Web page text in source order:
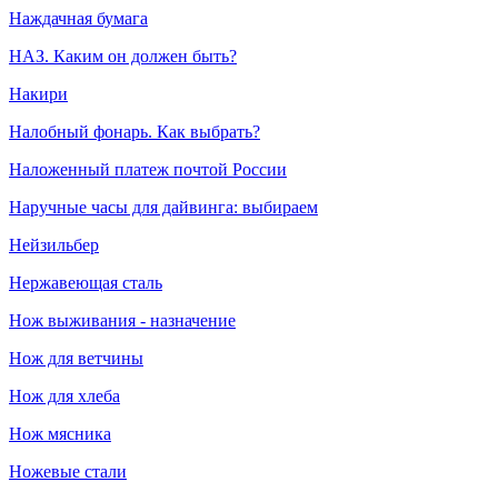
Наждачная бумага
НАЗ. Каким он должен быть?
Накири
Налобный фонарь. Как выбрать?
Наложенный платеж почтой России
Наручные часы для дайвинга: выбираем
Нейзильбер
Нержавеющая сталь
Нож выживания - назначение
Нож для ветчины
Нож для хлеба
Нож мясника
Ножевые стали